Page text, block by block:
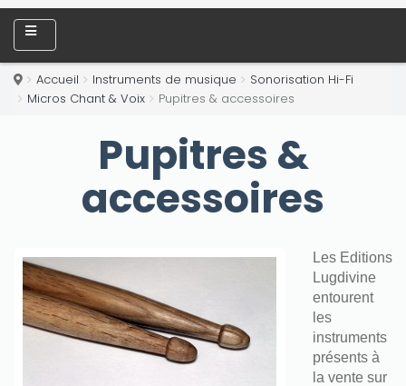
Accueil Instruments de musique
Sonorisation Hi-Fi
Micros Chant & Voix
Pupitres & accessoires
Pupitres &
accessoires
Les Editions
Lugdivine
entourent
les
instruments
présents à
la vente sur